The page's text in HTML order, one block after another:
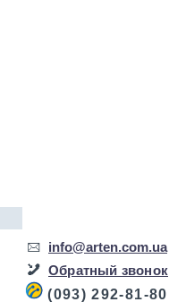
info@arten.com.ua
Обратный звонок
(093) 292-81-80